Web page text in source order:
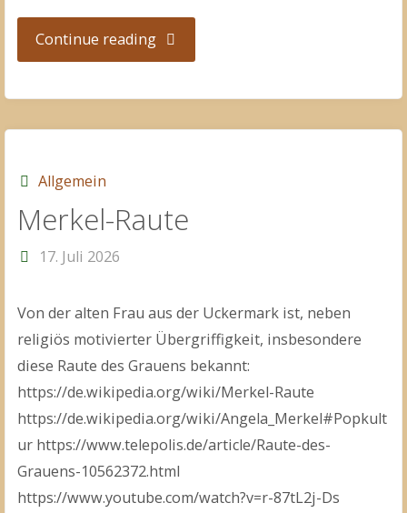
Continue reading"Datenschutzkonformer
Allgemein
Merkel-Raute
17. Juli 2026
Von der alten Frau aus der Uckermark ist, neben
religiös motivierter Übergriffigkeit, insbesondere
diese Raute des Grauens bekannt:
https://de.wikipedia.org/wiki/Merkel-Raute
https://de.wikipedia.org/wiki/Angela_Merkel#Popkult
ur https://www.telepolis.de/article/Raute-des-
Grauens-10562372.html
https://www.youtube.com/watch?v=r-87tL2j-Ds